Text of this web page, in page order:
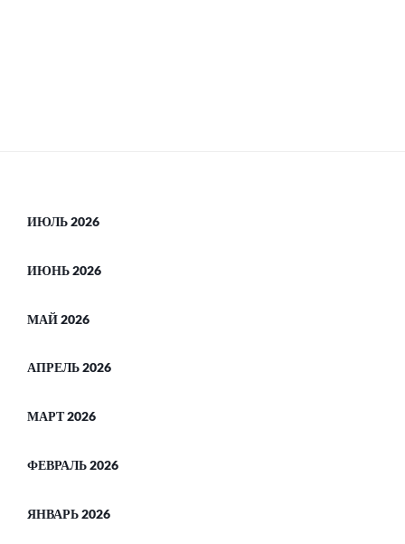
ИЮЛЬ 2026
ИЮНЬ 2026
МАЙ 2026
АПРЕЛЬ 2026
МАРТ 2026
ФЕВРАЛЬ 2026
ЯНВАРЬ 2026